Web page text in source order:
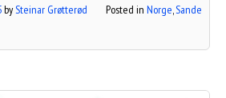
bySteinar Grøtterød Posted in Norge,Sande